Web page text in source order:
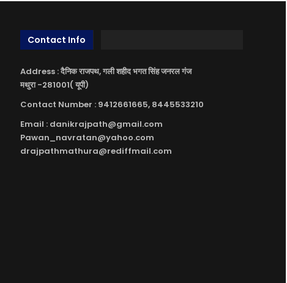
Contact Info
Address : दैनिक राजपथ, गली शहीद भगत सिंह जनरल गंज
मथुरा -281001( यूपी)
Contact Number : 9412661665, 8445533210
Email : danikrajpath@gmail.com
Pawan_navratan@yahoo.com
drajpathmathura@rediffmail.com